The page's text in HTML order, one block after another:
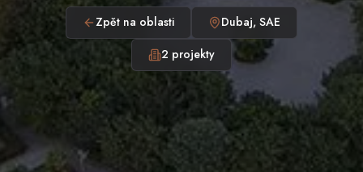
Zpět na oblasti Dubaj, SAE
2 projekty